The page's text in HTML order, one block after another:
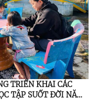
TRIỂN KHAI CÁC
TẬP SUỐT ĐỜI NĂM